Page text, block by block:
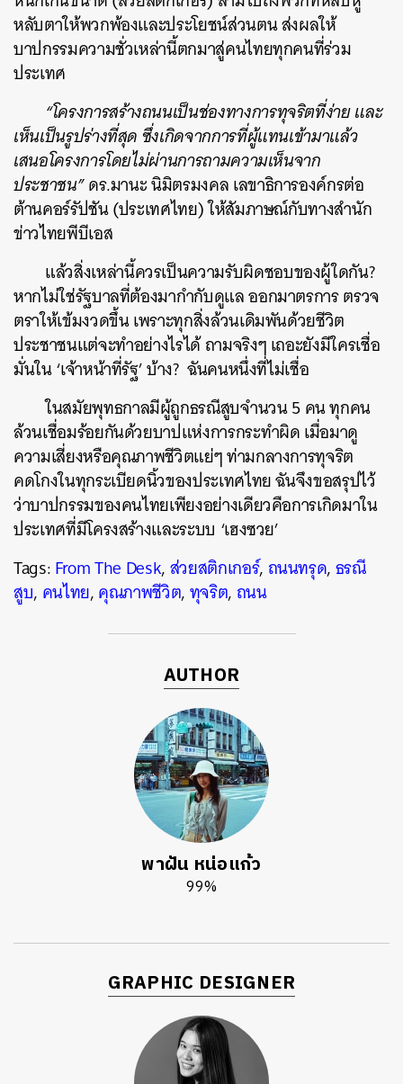
หลับตาให้พวกพ้องและประโยชน์ส่วนตน ส่งผลให้
บาปกรรมความชั่วเหล่านี้ตกมาสู่คนไทยทุกคนที่ร่วม
ประเทศ
“โครงการสร้างถนนเป็นช่องทางการทุจริตที่ง่าย และ
เห็นเป็นรูปร่างที่สุด ซึ่งเกิดจากการที่ผู้แทนเข้ามาแล้ว
เสนอโครงการโดยไม่ผ่านการถามความเห็นจาก
ประชาชน”ดร.มานะ นิมิตรมงคล เลขาธิการองค์กรต่อ
ต้านคอร์รัปชัน (ประเทศไทย) ให้สัมภาษณ์กับทางสำนัก
ข่าวไทยพีบีเอส
แล้วสิ่งเหล่านี้ควรเป็นความรับผิดชอบของผู้ใดกัน?
หากไม่ใช่รัฐบาลที่ต้องมากำกับดูแล ออกมาตรการ ตรวจ
ตราให้เข้มงวดขึ้น เพราะทุกสิ่งล้วนเดิมพันด้วยชีวิต
ประชาชนแต่จะทำอย่างไรได้ ถามจริงๆ เถอะยังมีใครเชื่อ
มั่นใน ‘เจ้าหน้าที่รัฐ’ บ้าง? ฉันคนหนึ่งที่ไม่เชื่อ
ในสมัยพุทธกาลมีผู้ถูกธรณีสูบจำนวน 5 คน ทุกคน
ล้วนเชื่อมร้อยกันด้วยบาปแห่งการกระทำผิด เมื่อมาดู
ความเสี่ยงหรือคุณภาพชีวิตแย่ๆ ท่ามกลางการทุจริต
คดโกงในทุกระเบียดนิ้วของประเทศไทย ฉันจึงขอสรุปไว้
ว่าบาปกรรมของคนไทยเพียงอย่างเดียวคือการเกิดมาใน
ประเทศที่มีโครงสร้างและระบบ ‘เฮงซวย’
Tags:From The Desk,ส่วยสติกเกอร์, ถนนทรุด,ธรณี
สูบ, คนไทย,คุณภาพชีวิต,ทุจริต, ถนน
AUTHOR
พาฝัน หน่อแก้ว
99%
GRAPHIC DESIGNER
SHARE TWEET LINE EMAIL